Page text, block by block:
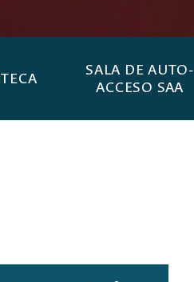
SALA DE AUTO-
ACCESO SAA